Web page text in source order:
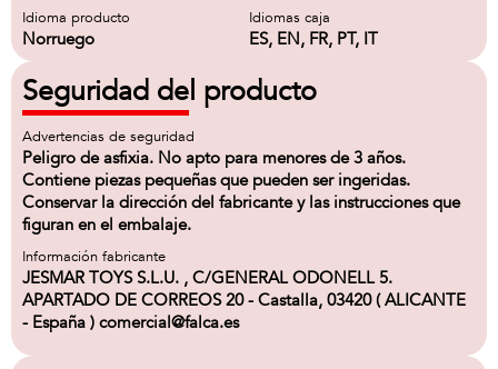
Idioma producto
Norruego
Idiomas caja
ES, EN, FR, PT, IT
Seguridad del producto
Advertencias de seguridad
Peligro de asfixia. No apto para menores de 3 años.
Contiene piezas pequeñas que pueden ser ingeridas.
Conservar la dirección del fabricante y las instrucciones que
figuran en el embalaje.
Información fabricante
JESMAR TOYS S.L.U. , C/GENERAL ODONELL 5.
APARTADO DE CORREOS 20 - Castalla, 03420 ( ALICANTE
- España ) comercial@falca.es